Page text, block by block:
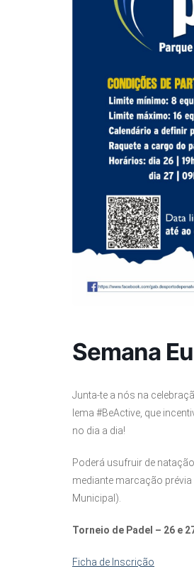
Semana
Junta-te a nós na
lema #BeActive, que
no dia a dia!
Poderá usufruir de
mediante marcação
Municipal).
Torneio de Padel – 26 e
Ficha de Inscrição